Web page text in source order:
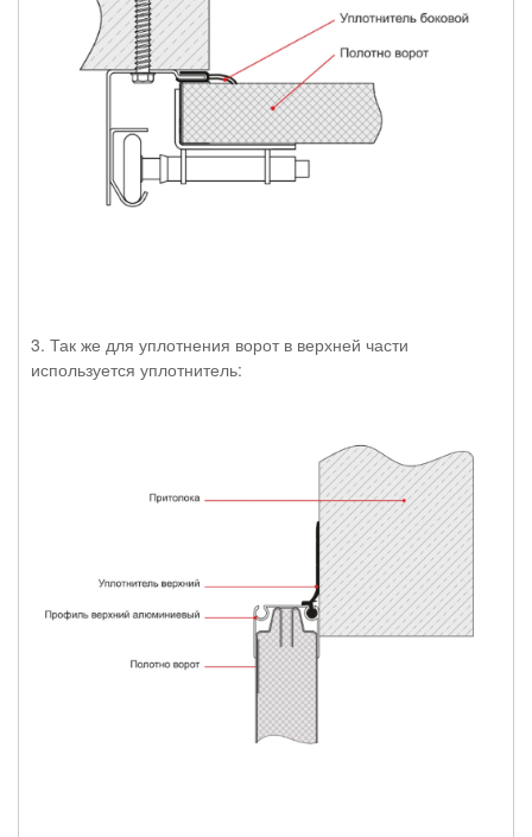
3. Так же для уплотнения ворот в верхней части
используется уплотнитель: